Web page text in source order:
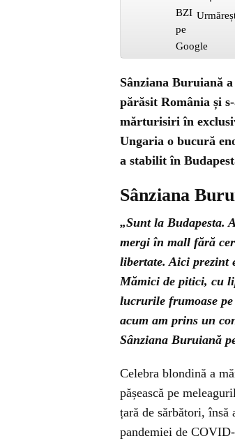
Sânziana Buruiană
părăsit România și
mărturisiri în
Ungaria o bucură
a stabilit în
Sânziana
„Sunt la Budapesta.
mergi în mall fără
libertate. Aici prezint
Mămici de pitici, cu
lucrurile frumoase
acum am prins un
Sânziana Buruiană
Celebra blondină a
pășească pe
țară de sărbători,
pandemiei de